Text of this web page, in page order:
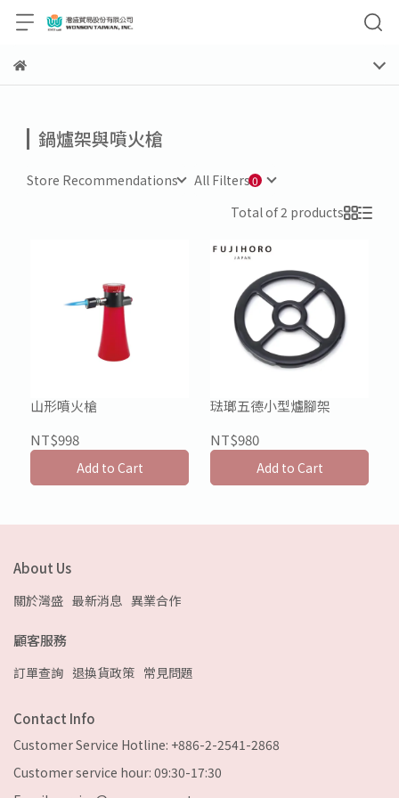
鍋爐架與噴火槍
Store Recommendations
All Filters
Total of 2 products
山形噴火槍
NT$998
Add to Cart
琺瑯五德小型爐腳架
NT$980
Add to Cart
About Us
關於灣盛 最新消息 異業合作
顧客服務
訂單查詢 退換貨政策 常見問題
Contact Info
Customer Service Hotline: +886-2-2541-2868
Customer service hour: 09:30-17:30